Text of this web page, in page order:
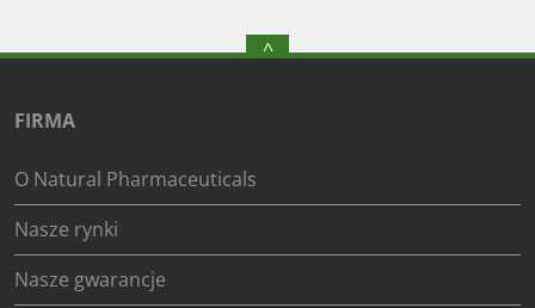
^
FIRMA
O Natural Pharmaceuticals
Nasze rynki
Nasze gwarancje